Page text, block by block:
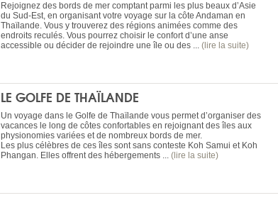
Rejoignez des bords de mer comptant parmi les plus beaux d’Asie
du Sud-Est, en organisant votre voyage sur la côte Andaman en
Thaïlande. Vous y trouverez des régions animées comme des
endroits reculés. Vous pourrez choisir le confort d’une anse
accessible ou décider de rejoindre une île ou des ... (lire la suite)
LE GOLFE DE THAÏLANDE
Un voyage dans le Golfe de Thaïlande vous permet d’organiser des
vacances le long de côtes confortables en rejoignant des îles aux
physionomies variées et de nombreux bords de mer.
Les plus célèbres de ces îles sont sans conteste Koh Samui et Koh
Phangan. Elles offrent des hébergements ... (lire la suite)